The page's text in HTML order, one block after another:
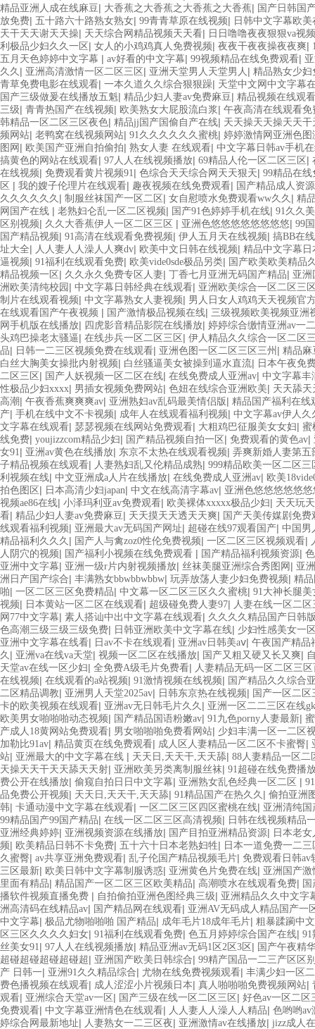
精品亚洲人成在线麻豆| 大香蕉之大香蕉之大香蕉之大香蕉| 国产日韩国
放免费| 五十路六十路熟女熟女| 99青青草原在线视频| 日韩中文字幕欧
天干天天谢天天操| 天天综合网精品视频天天看| 日日噜噜夜夜狠狠va视频
利极品少妇久久一区 | 女人的小鸡鸡真人免费视频| 夜夜干夜夜操夜夜爽|
五月天色婷婷中文字幕 | av好看的中文字幕| 99视频精品在线免费观看|
久久 | 亚洲高清激情一区二区三区 | 亚洲天堂男人天堂男人 | 精品熟女少妇
青草免费电影在线观看| 一本久道久久综合狠狠躁| 天堂中文网中文字幕
国产三级做爰在线播放五魁| 精品少妇人妻av免费麻豆| 精品视频在线观
三级| 青青热国产在线视频| 欧美熟女大屁股流白浆| 午夜高清在线观看免
韩精品一区二区三区夜色| 精品jj国产国偷自产在线| 天天操天天操天天干
频网站| 老鸭窝在线视频网站| 91久久久久久久蜜桃| 婷婷激情网亚洲色图
图网 | 欧美国产亚洲自拍偷拍| 熟女人妻 在线观看| 中文字幕日韩av手机
搞黄色的网站在线观看| 97人人在线视频播放| 69精品人伦一区二区三区 |
在线视频| 免费观看黄片视频91| 色综合天天综合网天天狠天| 99精品在
区 | 我的嫂子伦理片在线观看| 趣夜视频在线免费观看| 国产精品成人资
久久久久久久 | 制服丝袜国产一区二区 | 女自慰喷水免费观看ww久久 | 精
网国产在线 | 老熟妇仑乱一区二区视频| 国产91色婷婷手机在线| 91久久
区别视频| 久久大香蕉伊人一区二区三区 | 亚洲色悠悠悠悠悠悠悠悠| 99
国产精品视频| 91高清在线观看免费视频| 伊人五月天在线视频| 搞BB在
址大全| 人人妻人人澡人人爽dv| 欧美中文日韩在线视频| 精品中文字幕日
逼视频| 91福利在线观看免费| 欧美vide0sde极品另类| 国产欧美欧美精品
精品视频一区 | 久久永久免费专区人妻| 丁香七月亚洲无码国产精品| 亚洲
洲欧美清纯校园 | 中文字幕日韩经典在线观看| 亚洲欧美综合一区二区三
制片在线观看视频| 中文字幕熟女人妻视频| 男人日女人鸡鸡天天视频官
在线观看国产午夜视频 | 国产激情极品视频在线| 三级视频欧美视频亚洲
网手机版在线播放| 四虎影音精品影院在线播放| 婷婷综合缴情亚洲av一
头鸡巴操老太骚逼 | 在线步兵一区二区三区 | 伊人精品久久综合一区二区
品| 日韩一二三区视频免费在线观看| 亚洲色图一区二区三区三州 | 精品麻
白丝大胸美女操批内射视频| 白丝骚逼美女被操到逼水直流| 日本午夜免
二区三区 | 国产人妖视频一区二区在线| 在线免费成人亚洲av| 中文字幕丰
性极品少妇xxxx| 男插女视频免费网站| 色妞在线综合亚洲欧美| 天天舔
高潮| 午夜香蕉爽爽爽av| 亚洲熟妇av乱码最美情侣版 | 精品国产福利在线
产| 手机在线中文不卡视频| 成年人在线观看福利视频| 中文字幕av伊人久
文字幕在线观看| 瑟瑟视频在线网站免费观看| 大粗鸡巴征服美女女妇| 蜜
线免费| youjizzcom精品少妇| 国产精品视频自拍一区 | 免费观看的黄色av|
女91| 亚洲av黄色在线播放| 东京不太热在线观看视频| 弄爽新婚人妻第五
子精品视频在线观看| 人妻熟妇乱又伦精品成熟| 999精品欧美一区二区三
利视频在线| 中文亚洲成a人片在线播放| 在线免费成人亚洲av| 欧美
拍色图区 | 日本高清少妇japan| 中文在线高清字幕av| 亚洲色悠悠悠悠悠悠
视频ae86在线| 小泽玛利亚av免费观看| 欧美裸体xxxxx极品少妇| 天天玩
看| 精品少妇人妻av免费麻豆| 天天摸天天透天天爽| 国产天美传媒剧免费
线观看福利视频| 亚洲最大av无码国产网址| 超碰在线97观看国产| 中国男
精品福利久久久 | 国产人与禽zoz0性伦免费视频| 一区二区三区视频观看|
人阴穴的视频| 国产福利小视频在线免费观看 | 国产精品福利视频资源|
亚洲中文字幕| 亚洲一级r片内射视频播放| 丝袜美腿亚洲综合秀图网 | 亚
洲日产国产综合| 丰满熟女bbwbbwbbw| 玩弄放荡人妻少妇免费视频| 精
啪| 一区二区三区免费精品| 中文幕一区二区三区久久蜜桃| 91大神长腿
视频| 日本黄站一区二区在线观看| 超级碰免费人妻97| 人妻在线一区二区
网77中文字幕| 素人搭讪中出中文字幕在线观看| 久久久久精品国产日韩
色高潮三级三级三级免费| 日韩亚洲欧美中文字幕在线| 少妇性感美女一
亚洲中文字幕在线看| 日av不卡在线观看| 亚洲av日韩美aⅴ| 午夜国产精品
久 | 亚洲va在线va天堂| 视频一区二区在线播放| 国产又粗又硬又长又爽|
天堂av在线一区少妇| 全免费A级毛片免费看| 人妻精品无码一区二区三区
在线视频| 在线观看的a站视频| 91激情视频在线视频| 国产精品久久综合
二区精品调教| 亚洲男人天堂2025av| 日韩东京热在线视频| 国产一区二
卡的欧美视频在线观看| 亚洲av无日韩毛片久久 | 亚洲一区二二三区在线gk
欧美男女啪啪啪动态视频| 国产精品国语粉嫩av| 91九色porny人妻最新|
产成人18黄网站免费观看| 男女啪啪啪免费看网站| 少妇丰满一区一二区
加勒比91av| 精品黄页在线免费观看| 成人区人妻精品一区二区不卡蜜臀|
站| 亚洲最大的中文字幕在线 | 天天日,天天干,天天舔| 88人妻精品一区二
天操天天干天天舔天天射| 亚洲欧美另类离制服丝袜| 91超碰在线免费播
费公开在线播放| 偷窥自拍日日中文字幕| 亚洲熟女乱色经典一区二区 |
品免费公开视频| 天天日,天天干,天天舔| 91精品国产在热久久 | 偷拍亚洲
韩| 卡通动漫中文字幕在线观看| 一区二区三区四区蜜桃在线| 亚洲清纯国
99精品国产99国产精品| 在线一区二区三区高清视频| 日韩在线视频精品
亚洲经典婷婷| 亚洲视频资源在线播放| 国产目拍亚洲精品资源| 日本老
频| 欧美精品日韩不卡免费| 五十六十日本老熟妇牲| 日本一道免费一二三
久蜜臀| av共享亚洲免费观看| 乱子伦国产精品视频毛片| 免费观看日韩av
三区最新| 欧美日韩中文字幕制服诱惑| 亚洲黄色片免费在线| 亚洲国产
里面有精品| 精品国产一区二区三区欧美精品| 高潮喷水在线观看免费|
播软件视频直播免费 | 自拍偷拍亚洲色图经典三级| 亚洲精品久久中文字
洲高清码在线精品av| 国产精品网在线观看| 亚洲AV无码成人精品国产一
中文字幕| 极品尤物啪啪啪 国产精品| 成年毛片18成年毛片| 粗暴蹂躏中
区三区久久久久妇女| 91福利在线观看免费| 色五月婷婷综合国产在线| 91
丝美女91| 97人人在线视频播放| 精品亚洲av无码1区2区3区 | 国产午夜精
超碰超碰超碰超碰超 | 亚洲国产欧美日韩综合| 99精产国品一二三产区区
产 日韩一| 亚洲91久久精品综合| 尤物在线免费视频观看| 丰满少妇一区
费色播视频在线观看| 成人涩涩小片视频日本| 真人啪啪啪免费视频网站|
观看| 亚洲综合天堂av一区 | 国产三级在线一区二区三区 | 好色av一区二区
免费观看| 中文字幕亚洲情色在线观看| 人人妻人人澡人人精品| 色哟哟av
婷综合网最新地址| 人妻熟女一二三区夜| 亚洲激情av在线播放| jizz成人